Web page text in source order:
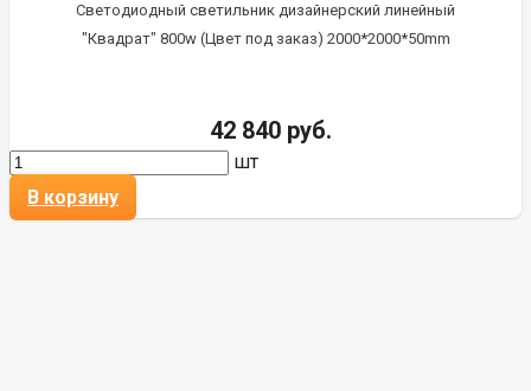
Светодиодный светильник дизайнерский линейный
"Квадрат" 800w (Цвет под заказ) 2000*2000*50mm
42 840 руб.
шт
В корзину